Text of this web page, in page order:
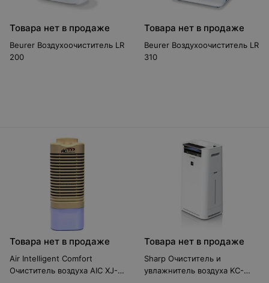
Товара нет в продаже
Beurer Воздухоочиститель LR
200
Товара нет в продаже
Beurer Воздухоочиститель LR
310
Товара нет в продаже
Air Intelligent Comfort
Очиститель воздуха AIC XJ-
Товара нет в продаже
Sharp Очиститель и
увлажнитель воздуха KC-